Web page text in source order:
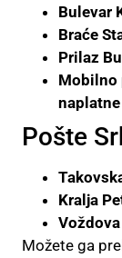
Bulevar
Braće
Prilaz
Mobilno
Pošte
Kralja
Možete ga